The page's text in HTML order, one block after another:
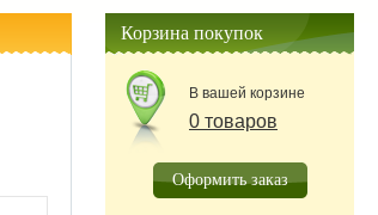
Корзина покупок
В вашей корзине
0 товаров
Оформить заказ